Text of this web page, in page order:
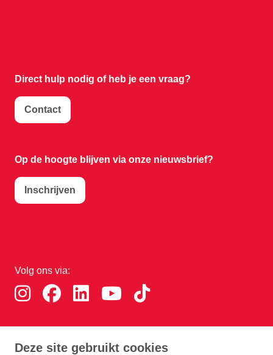
Deze site gebruikt cookies
Direct hulp nodig ofheb je een vraag?
Contact
Op de hoogte blijven via onze nieuwsbrief?
Inschrijven
Volg ons via:
Download de RTHA app: